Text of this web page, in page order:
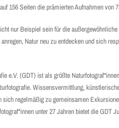
156 Seiten die prämierten Aufnahmen von
nur Beispiel sein für die
Natur neu zu entdecken und sich
e.V. (GDT) ist als größte
Wissensvermittlung,
sich regelmäßig zu gemeinsamen
unter 27 Jahren bietet die GDT